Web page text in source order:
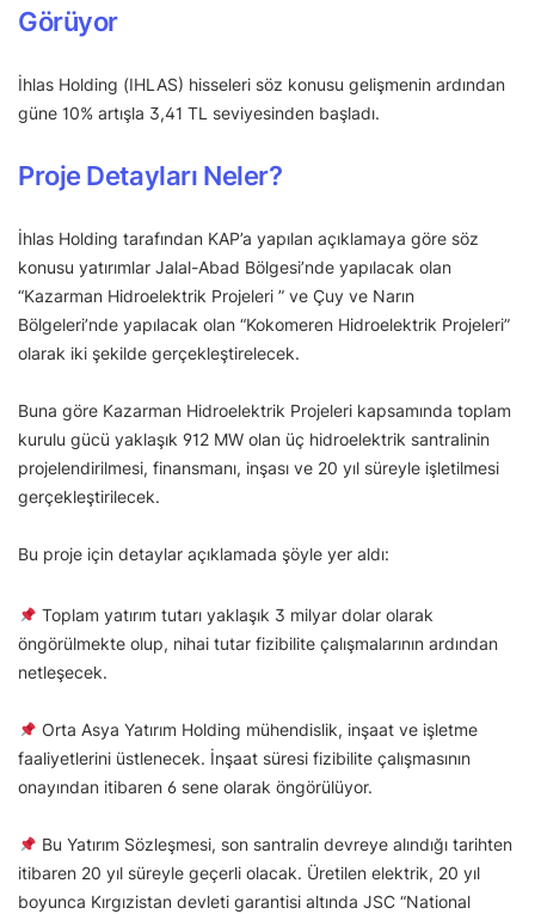
Görüyor
İhlas Holding (IHLAS) hisseleri söz konusu gelişmenin ardından
güne 10% artışla 3,41 TL seviyesinden başladı.
Proje Detayları Neler?
İhlas Holding tarafından KAP’a yapılan açıklamaya göre söz
konusu yatırımlar Jalal-Abad Bölgesi’nde yapılacak olan
“Kazarman Hidroelektrik Projeleri ” ve Çuy ve Narın
Bölgeleri’nde yapılacak olan “Kokomeren Hidroelektrik Projeleri”
olarak iki şekilde gerçekleştirelecek.
Buna göre Kazarman Hidroelektrik Projeleri kapsamında toplam
kurulu gücü yaklaşık 912 MW olan üç hidroelektrik santralinin
projelendirilmesi, finansmanı, inşası ve 20 yıl süreyle işletilmesi
gerçekleştirilecek.
Bu proje için detaylar açıklamada şöyle yer aldı:
Toplam yatırım tutarı yaklaşık 3 milyar dolar olarak
öngörülmekte olup, nihai tutar fizibilite çalışmalarının ardından
netleşecek.
Orta Asya Yatırım Holding mühendislik, inşaat ve işletme
faaliyetlerini üstlenecek. İnşaat süresi fizibilite çalışmasının
onayından itibaren 6 sene olarak öngörülüyor.
Bu Yatırım Sözleşmesi, son santralin devreye alındığı tarihten
itibaren 20 yıl süreyle geçerli olacak. Üretilen elektrik, 20 yıl
boyunca Kırgızistan devleti garantisi altında JSC “National